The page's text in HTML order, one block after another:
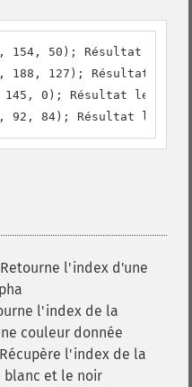
154, 50); Résultat le
188, 127); Résultat le
145, 0); Résultat le
92, 84); Résultat le
l'index d'une
l'index de la
couleur donnée
l'index de la
et le noir